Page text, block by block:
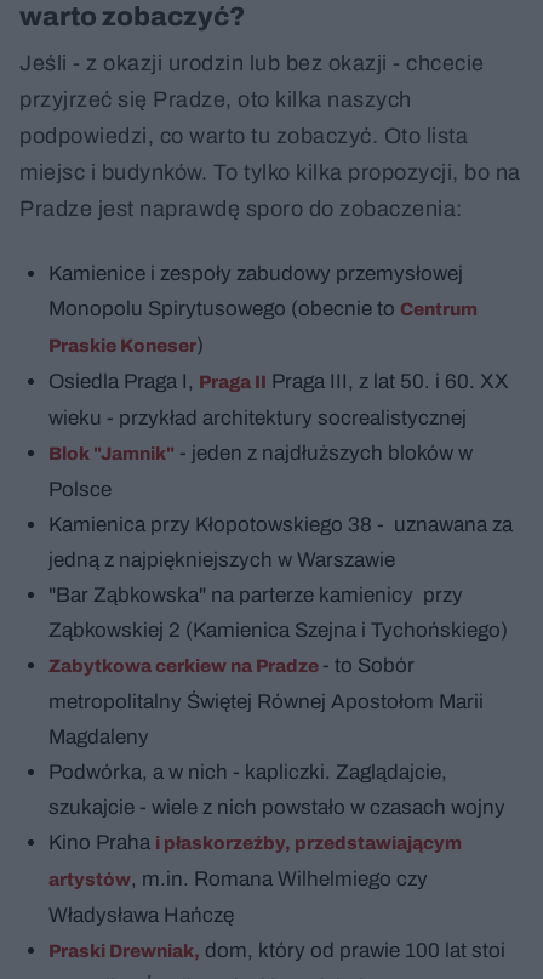
warto zobaczyć?
Jeśli - z okazji urodzin lub bez okazji - chcecie
przyjrzeć się Pradze, oto kilka naszych
podpowiedzi, co warto tu zobaczyć. Oto lista
miejsc i budynków. To tylko kilka propozycji, bo na
Pradze jest naprawdę sporo do zobaczenia:
Kamienice i zespoły zabudowy przemysłowej
Monopolu Spirytusowego (obecnie to Centrum
Praskie Koneser)
Osiedla Praga I, Praga II Praga III, z lat 50. i 60. XX
wieku - przykład architektury socrealistycznej
Blok "Jamnik" - jeden z najdłuższych bloków w
Polsce
Kamienica przy Kłopotowskiego 38 - uznawana za
jedną z najpiękniejszych w Warszawie
"Bar Ząbkowska" na parterze kamienicy przy
Ząbkowskiej 2 (Kamienica Szejna i Tychońskiego)
Zabytkowa cerkiew na Pradze - to Sobór
metropolitalny Świętej Równej Apostołom Marii
Magdaleny
Podwórka, a w nich - kapliczki. Zaglądajcie,
szukajcie - wiele z nich powstało w czasach wojny
Kino Praha i płaskorzeźby, przedstawiającym
artystów, m.in. Romana Wilhelmiego czy
Władysława Hańczę
Praski Drewniak, dom, który od prawie 100 lat stoi